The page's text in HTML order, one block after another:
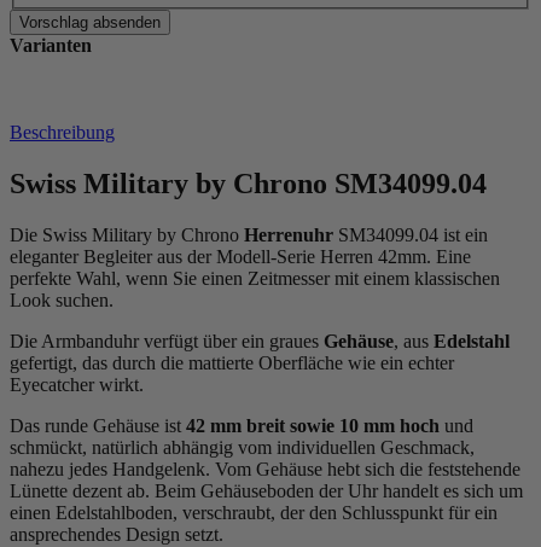
Varianten
Beschreibung
Swiss Military by Chrono SM34099.04
Die Swiss Military by Chrono Herrenuhr SM34099.04 ist ein
eleganter Begleiter aus der Modell-Serie Herren 42mm. Eine
perfekte Wahl, wenn Sie einen Zeitmesser mit einem klassischen
Look suchen.
Die Armbanduhr verfügt über ein graues Gehäuse, aus Edelstahl
gefertigt, das durch die mattierte Oberfläche wie ein echter
Eyecatcher wirkt.
Das runde Gehäuse ist 42 mm breit sowie 10 mm hoch und
schmückt, natürlich abhängig vom individuellen Geschmack,
nahezu jedes Handgelenk. Vom Gehäuse hebt sich die feststehende
Lünette dezent ab. Beim Gehäuseboden der Uhr handelt es sich um
einen Edelstahlboden, verschraubt, der den Schlusspunkt für ein
ansprechendes Design setzt.